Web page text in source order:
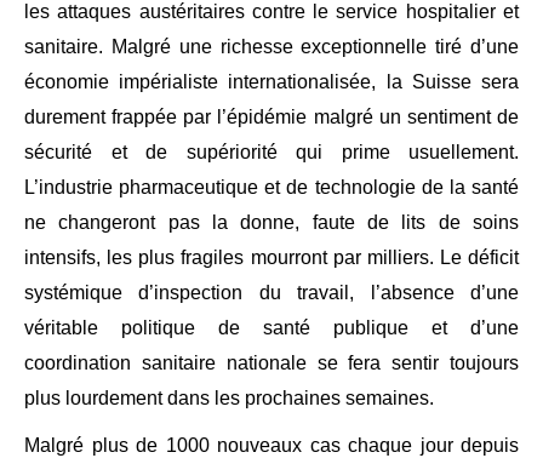
les attaques austéritaires contre le service hospitalier et
sanitaire. Malgré une richesse exceptionnelle tiré d’une
économie impérialiste internationalisée, la Suisse sera
durement frappée par l’épidémie malgré un sentiment de
sécurité et de supériorité qui prime usuellement.
L’industrie pharmaceutique et de technologie de la santé
ne changeront pas la donne, faute de lits de soins
intensifs, les plus fragiles mourront par milliers. Le déficit
systémique d’inspection du travail, l’absence d’une
véritable politique de santé publique et d’une
coordination sanitaire nationale se fera sentir toujours
plus lourdement dans les prochaines semaines.
Malgré plus de 1000 nouveaux cas chaque jour depuis